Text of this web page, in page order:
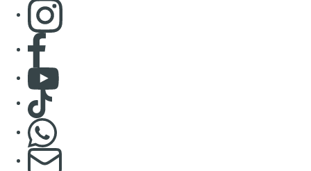
Connaître BX1
Publicité
Offres d'emploi
Contact
Mentions légales
Politique de cookies (UE)
Gérer les cookies